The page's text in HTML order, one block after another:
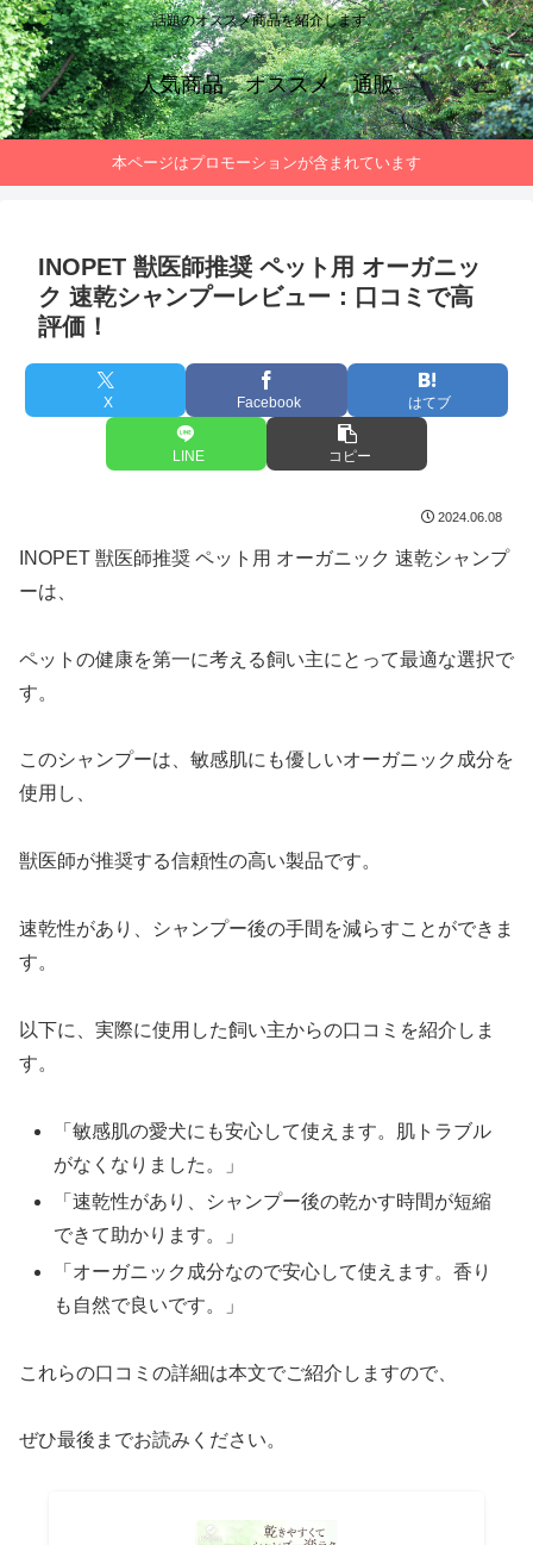
話題のオススメ商品を紹介します。
人気商品 オススメ 通販
本ページはプロモーションが含まれています
INOPET 獣医師推奨 ペット用 オーガニッ
ク 速乾シャンプーレビュー：口コミで高
評価！
X Facebook はてブ
LINE コピー
2024.06.08
INOPET 獣医師推奨 ペット用 オーガニック 速乾シャンプ
ーは、
ペットの健康を第一に考える飼い主にとって最適な選択で
す。
このシャンプーは、敏感肌にも優しいオーガニック成分を
使用し、
獣医師が推奨する信頼性の高い製品です。
速乾性があり、シャンプー後の手間を減らすことができま
す。
以下に、実際に使用した飼い主からの口コミを紹介しま
す。
「敏感肌の愛犬にも安心して使えます。肌トラブル
がなくなりました。」
「速乾性があり、シャンプー後の乾かす時間が短縮
できて助かります。」
「オーガニック成分なので安心して使えます。香り
も自然で良いです。」
これらの口コミの詳細は本文でご紹介しますので、
ぜひ最後までお読みください。